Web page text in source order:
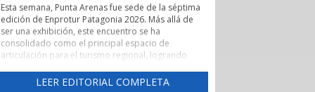
Esta semana, Punta Arenas fue sede de la séptima
edición de Enprotur Patagonia 2026. Más allá de
ser una exhibición, este encuentro se ha
consolidado como el principal espacio de
articulación para el turismo regional, logrando
un entorno de profesionalismo y colaboración.
LEER EDITORIAL COMPLETA